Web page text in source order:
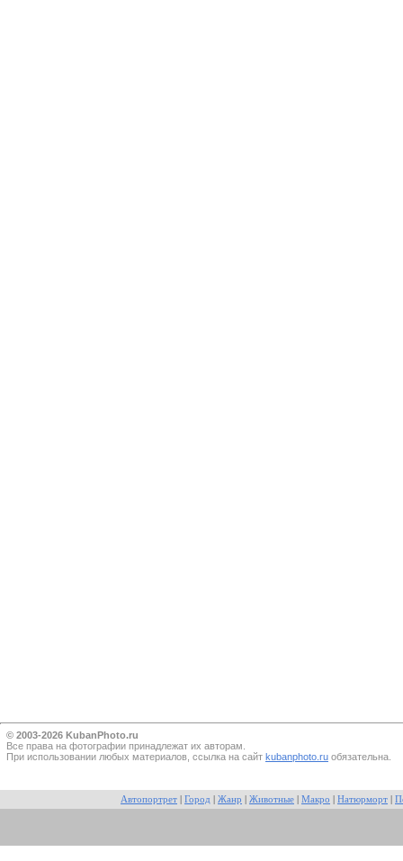
© 2003-2026 KubanPhoto.ru
Все прaва на фотографии принадлежат их авторам.
При использовании любых материалов, ссылка на сайт kubanphoto.ru обязательна.
Автопортрет Город Жанр Животные Макро Натюрморт